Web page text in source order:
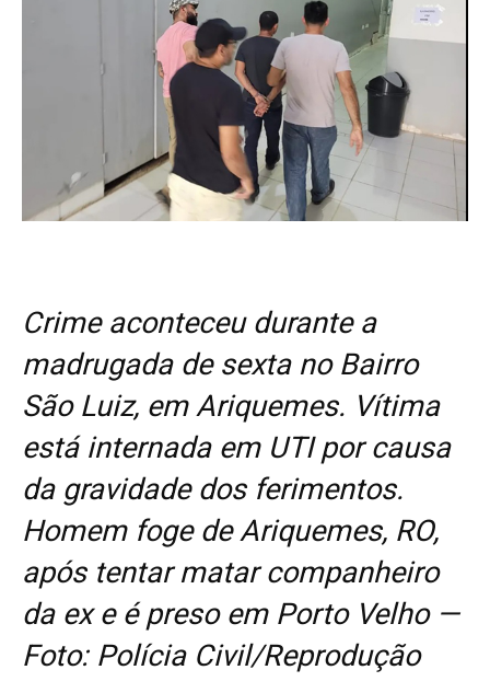
Crime aconteceu durante a
madrugada de sexta no Bairro
São Luiz, em Ariquemes. Vítima
está internada em UTI por causa
da gravidade dos ferimentos.
Homem foge de Ariquemes, RO,
após tentar matar companheiro
da ex e é preso em Porto Velho —
Foto: Polícia Civil/Reprodução